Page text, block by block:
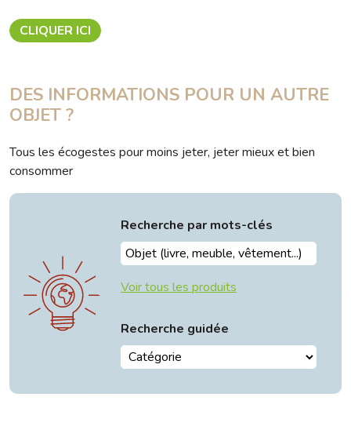
CLIQUER ICI
DES INFORMATIONS POUR UN AUTRE
OBJET ?
Tous les écogestes pour moins jeter, jeter mieux et bien
consommer
Recherche par mots-clés
Voir tous les produits
Recherche guidée